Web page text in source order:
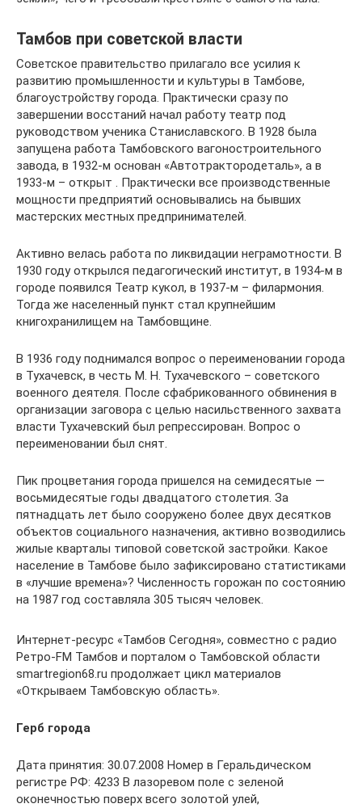
Тамбов при советской власти
Советское правительство прилагало все усилия к
развитию промышленности и культуры в Тамбове,
благоустройству города. Практически сразу по
завершении восстаний начал работу театр под
руководством ученика Станиславского. В 1928 была
запущена работа Тамбовского вагоностроительного
завода, в 1932-м основан «Автотрактородеталь», а в
1933-м – открыт . Практически все производственные
мощности предприятий основывались на бывших
мастерских местных предпринимателей.
Активно велась работа по ликвидации неграмотности. В
1930 году открылся педагогический институт, в 1934-м в
городе появился Театр кукол, в 1937-м – филармония.
Тогда же населенный пункт стал крупнейшим
книгохранилищем на Тамбовщине.
В 1936 году поднимался вопрос о переименовании города
в Тухачевск, в честь М. Н. Тухачевского – советского
военного деятеля. После сфабрикованного обвинения в
организации заговора с целью насильственного захвата
власти Тухачевский был репрессирован. Вопрос о
переименовании был снят.
Пик процветания города пришелся на семидесятые —
восьмидесятые годы двадцатого столетия. За
пятнадцать лет было сооружено более двух десятков
объектов социального назначения, активно возводились
жилые кварталы типовой советской застройки. Какое
население в Тамбове было зафиксировано статистиками
в «лучшие времена»? Численность горожан по состоянию
на 1987 год составляла 305 тысяч человек.
Интернет-ресурс «Тамбов Сегодня», совместно с радио
Ретро-FM Тамбов и порталом о Тамбовской области
smartregion68.ru продолжает цикл материалов
«Открываем Тамбовскую область».
Герб города
Дата принятия: 30.07.2008 Номер в Геральдическом
регистре РФ: 4233 В лазоревом поле с зеленой
оконечностью поверх всего золотой улей,